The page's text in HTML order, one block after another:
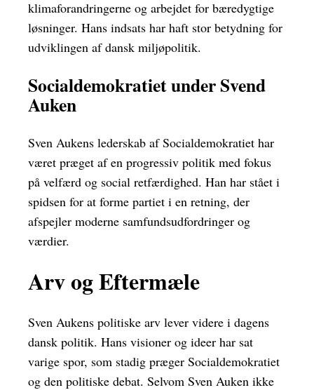
klimaforandringerne og arbejdet for bæredygtige
løsninger. Hans indsats har haft stor betydning for
udviklingen af dansk miljøpolitik.
Socialdemokratiet under Svend
Auken
Sven Aukens lederskab af Socialdemokratiet har
været præget af en progressiv politik med fokus
på velfærd og social retfærdighed. Han har stået i
spidsen for at forme partiet i en retning, der
afspejler moderne samfundsudfordringer og
værdier.
Arv og Eftermæle
Sven Aukens politiske arv lever videre i dagens
dansk politik. Hans visioner og ideer har sat
varige spor, som stadig præger Socialdemokratiet
og den politiske debat. Selvom Sven Auken ikke